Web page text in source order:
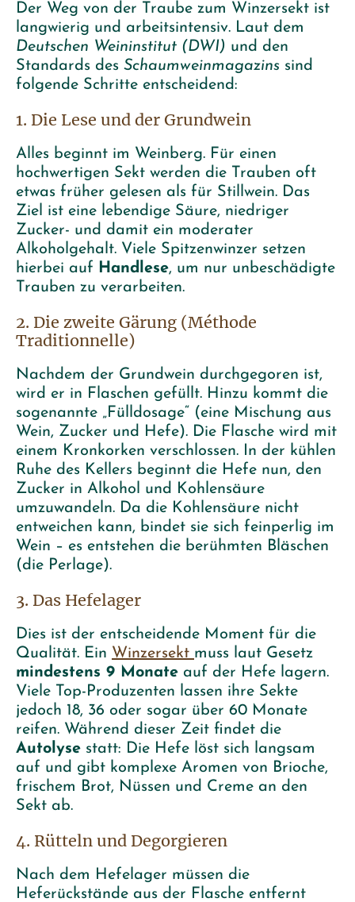
Der Weg von der Traube zum Winzersekt ist
langwierig und arbeitsintensiv. Laut dem
Deutschen Weininstitut (DWI) und den
Standards des Schaumweinmagazins sind
folgende Schritte entscheidend:
1. Die Lese und der Grundwein
Alles beginnt im Weinberg. Für einen
hochwertigen Sekt werden die Trauben oft
etwas früher gelesen als für Stillwein. Das
Ziel ist eine lebendige Säure, niedriger
Zucker- und damit ein moderater
Alkoholgehalt. Viele Spitzenwinzer setzen
hierbei auf Handlese, um nur unbeschädigte
Trauben zu verarbeiten.
2. Die zweite Gärung (Méthode
Traditionnelle)
Nachdem der Grundwein durchgegoren ist,
wird er in Flaschen gefüllt. Hinzu kommt die
sogenannte „Fülldosage“ (eine Mischung aus
Wein, Zucker und Hefe). Die Flasche wird mit
einem Kronkorken verschlossen. In der kühlen
Ruhe des Kellers beginnt die Hefe nun, den
Zucker in Alkohol und Kohlensäure
umzuwandeln. Da die Kohlensäure nicht
entweichen kann, bindet sie sich feinperlig im
Wein – es entstehen die berühmten Bläschen
(die Perlage).
3. Das Hefelager
Dies ist der entscheidende Moment für die
Qualität. Ein Winzersekt muss laut Gesetz
mindestens 9 Monate auf der Hefe lagern.
Viele Top-Produzenten lassen ihre Sekte
jedoch 18, 36 oder sogar über 60 Monate
reifen. Während dieser Zeit findet die
Autolyse statt: Die Hefe löst sich langsam
auf und gibt komplexe Aromen von Brioche,
frischem Brot, Nüssen und Creme an den
Sekt ab.
4. Rütteln und Degorgieren
Nach dem Hefelager müssen die
Heferückstände aus der Flasche entfernt